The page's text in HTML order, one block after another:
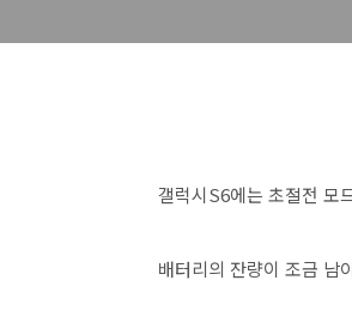
갤럭시S6에는 초절전 모
배터리의 잔량이 조금 남